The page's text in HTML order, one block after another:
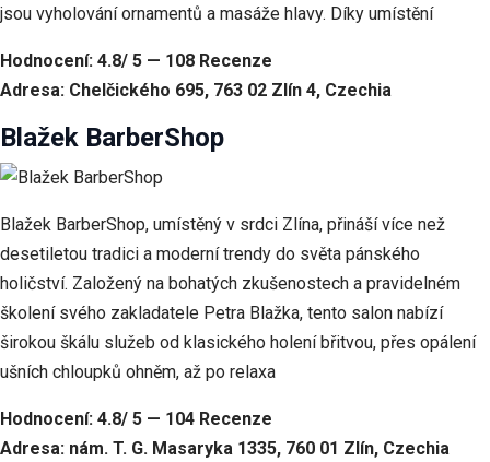
jsou vyholování ornamentů a masáže hlavy. Díky umístění
Hodnocení: 4.8/ 5 — 108 Recenze
Adresa: Chelčického 695, 763 02 Zlín 4, Czechia
Blažek BarberShop
Blažek BarberShop, umístěný v srdci Zlína, přináší více než
desetiletou tradici a moderní trendy do světa pánského
holičství. Založený na bohatých zkušenostech a pravidelném
školení svého zakladatele Petra Blažka, tento salon nabízí
širokou škálu služeb od klasického holení břitvou, přes opálení
ušních chloupků ohněm, až po relaxa
Hodnocení: 4.8/ 5 — 104 Recenze
Adresa: nám. T. G. Masaryka 1335, 760 01 Zlín, Czechia